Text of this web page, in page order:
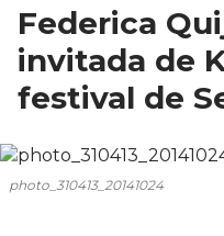
Federica
invitada de
festival de
photo_310413_20141024